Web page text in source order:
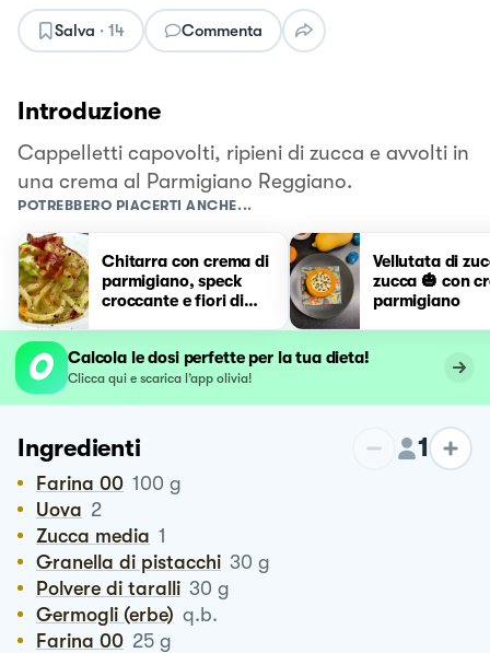
Salva · 14 Commenta
Introduzione
Cappelletti capovolti, ripieni di zucca e avvolti in
una crema al Parmigiano Reggiano.
POTREBBERO PIACERTI ANCHE...
Chitarra con crema di
parmigiano, speck
croccante e fiori di
Vellutata di
zucca 🎃 con
parmigiano
Calcola le dosi perfette per la tua dieta!
Clicca qui e scarica l’app olivia!
Ingredienti 1
Farina 00 100 g
Uova 2
Zucca media 1
Granella di pistacchi 30 g
Polvere di taralli 30 g
Germogli (erbe) q.b.
Farina 00 25 g